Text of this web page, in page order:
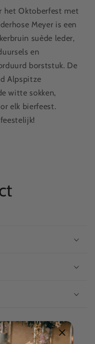
het Oktoberfest met
Meyer is een
suède leder,
en
borststuk. De
Alpspitze
witte sokken,
elk bierfeest.